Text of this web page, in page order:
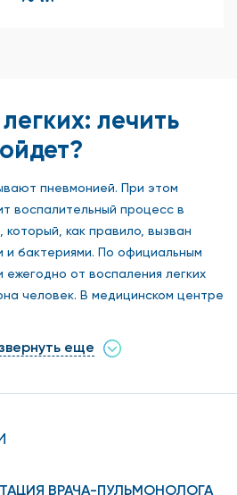
лечить
пневмонией. При этом
воспалительный процесс в
который, как правило, вызван
и бактериями. По официальным
ежегодно от воспаления легких
человек. В медицинском центре
лечения воспаления легких.
и самостоятельно
первых симптомах простуды
еще
ВРАЧА-ПУЛЬМОНОЛОГА